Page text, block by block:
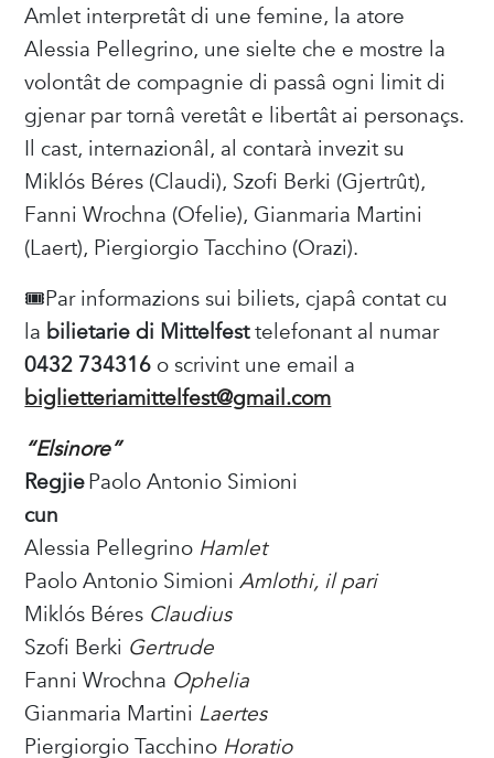
Amlet interpretât di une femine, la atore
Alessia Pellegrino, une sielte che e mostre la
volontât de compagnie di passâ ogni limit di
gjenar par tornâ veretât e libertât ai personaçs.
Il cast, internazionâl, al contarà invezit su
Miklós Béres (Claudi), Szofi Berki (Gjertrût),
Fanni Wrochna (Ofelie), Gianmaria Martini
(Laert), Piergiorgio Tacchino (Orazi).
🎟️Par informazions sui biliets, cjapâ contat cu
la bilietarie di Mittelfesttelefonant al numar
0432 734316 o scrivint une email a
biglietteriamittelfest@gmail.com
“Elsinore”
RegjiePaolo Antonio Simioni
cun
Alessia Pellegrino Hamlet
Paolo Antonio SimioniAmlothi, il pari
Miklós Béres Claudius
Szofi Berki Gertrude
Fanni Wrochna Ophelia
Gianmaria Martini Laertes
Piergiorgio Tacchino Horatio